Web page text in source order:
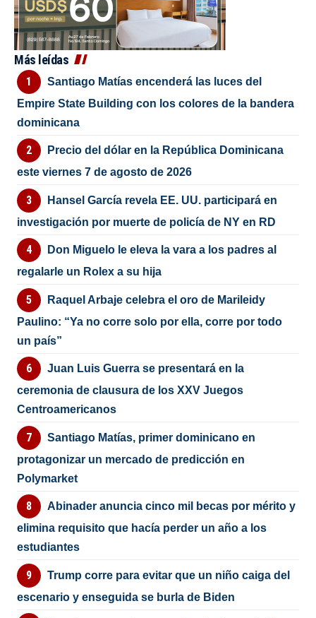
Más leídas
Santiago Matías encenderá las luces del
Empire State Building con los colores de la bandera
dominicana
Precio del dólar en la República Dominicana
este viernes 7 de agosto de 2026
Hansel García revela EE. UU. participará en
investigación por muerte de policía de NY en RD
Don Miguelo le eleva la vara a los padres al
regalarle un Rolex a su hija
Raquel Arbaje celebra el oro de Marileidy
Paulino: “Ya no corre solo por ella, corre por todo
un país”
Juan Luis Guerra se presentará en la
ceremonia de clausura de los XXV Juegos
Centroamericanos
Santiago Matías, primer dominicano en
protagonizar un mercado de predicción en
Polymarket
Abinader anuncia cinco mil becas por mérito y
elimina requisito que hacía perder un año a los
estudiantes
Trump corre para evitar que un niño caiga del
escenario y enseguida se burla de Biden